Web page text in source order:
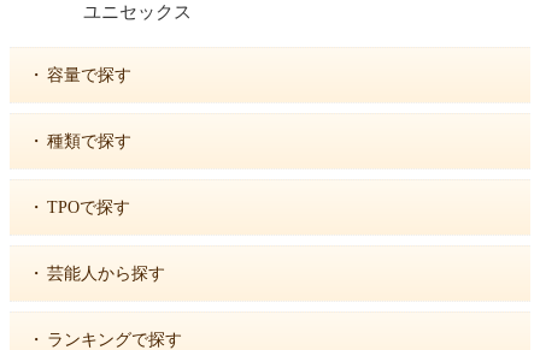
ユニセックス
・ 容量で探す
・ 種類で探す
・ TPOで探す
・ 芸能人から探す
・ ランキングで探す